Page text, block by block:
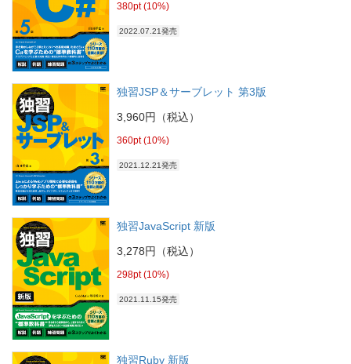
380pt (10%)
2022.07.21発売
独習JSP＆サーブレット 第3版
3,960円（税込）
360pt (10%)
2021.12.21発売
独習JavaScript 新版
3,278円（税込）
298pt (10%)
2021.11.15発売
独習Ruby 新版